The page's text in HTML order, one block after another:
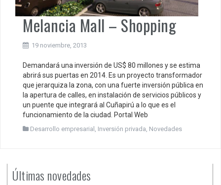
Melancia Mall – Shopping
19 noviembre, 2013
Demandará una inversión de US$ 80 millones y se estima
abrirá sus puertas en 2014. Es un proyecto transformador
que jerarquiza la zona, con una fuerte inversión pública en
la apertura de calles, en instalación de servicios públicos y
un puente que integrará al Cuñapirú a lo que es el
funcionamiento de la ciudad. Portal Web
Desarrollo empresarial , Inversión privada, Novedades
Últimas novedades